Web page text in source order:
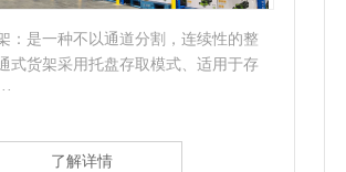
主要用于存放各种模具物品；顶部可
（手拉或电动），抽屉底部设有滚轮
了解详情